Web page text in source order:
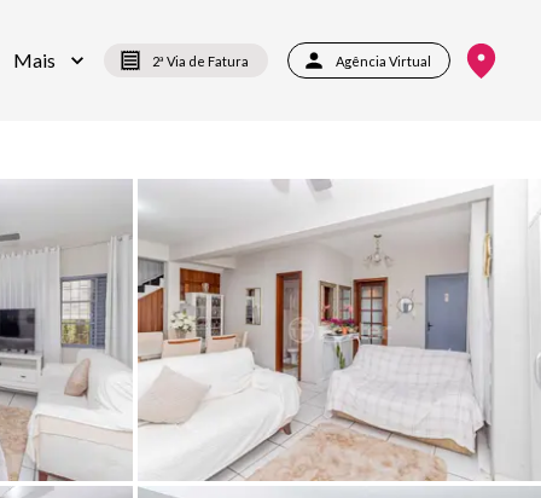
Mais 2ª Via de Fatura Agência Virtual